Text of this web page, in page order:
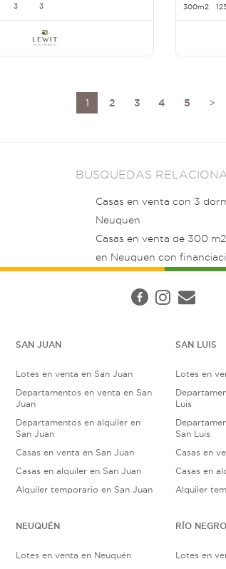
3 3 300m2
1 2 3 4 5 >
BUSQUEDAS
Casas en venta con 3
Neuquen
Casas en venta de 300
en Neuquen con
SAN JUAN
Lotes en venta en San Juan
Departamentos en venta en San
Juan
Departamentos en alquiler en
San Juan
Casas en venta en San Juan
Casas en alquiler en San Juan
Alquiler temporario en San Juan
SAN LUIS
Lotes en
Luis
San Luis
Casas en
Casas en
Alquiler
NEUQUÉN
Lotes en venta en Neuquén
RÍO NEGRO
Lotes en